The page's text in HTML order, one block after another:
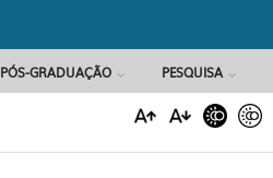
PÓS-GRADUAÇÃO PESQUISA